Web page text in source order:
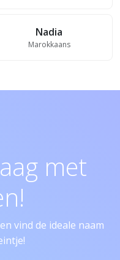
Nadia
Marokkaans
met
vind de ideale naam